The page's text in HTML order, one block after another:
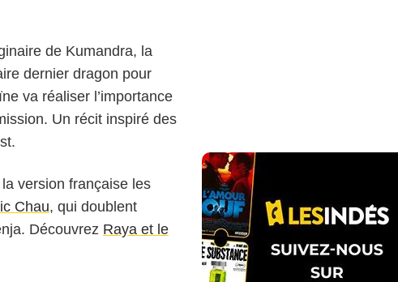
de Kumandra, la
dernier dragon pour
va réaliser l’importance
Un récit inspiré des
version française les
Chau, qui doublent
Découvrez Raya et le